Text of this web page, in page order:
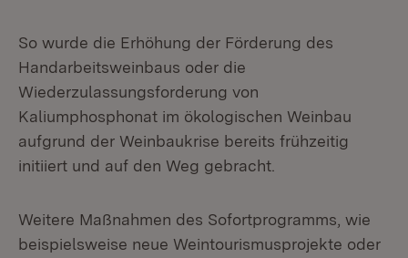
So wurde die Erhöhung der Förderung des
Handarbeitsweinbaus oder die
Wiederzulassungsforderung von
Kaliumphosphonat im ökologischen Weinbau
aufgrund der Weinbaukrise bereits frühzeitig
initiiert und auf den Weg gebracht.
Weitere Maßnahmen des Sofortprogramms, wie
beispielsweise neue Weintourismusprojekte oder